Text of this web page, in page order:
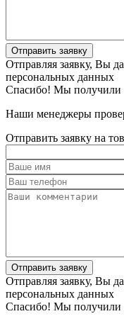
Отправить заявку
Отправляя заявку, Вы
персональных данных
Спасибо! Мы получили
Наши менеджеры
Отправить заявку на
Отправить заявку
Отправляя заявку, Вы
персональных данных
Спасибо! Мы получили